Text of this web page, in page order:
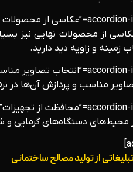
از محصولات نهایی نیز
زمینه و زاویه دید دارید.
مناسب و پردازش آن‌ها در
دستگاه‌های گرمایی و
از تولید مصالح ساختمانی